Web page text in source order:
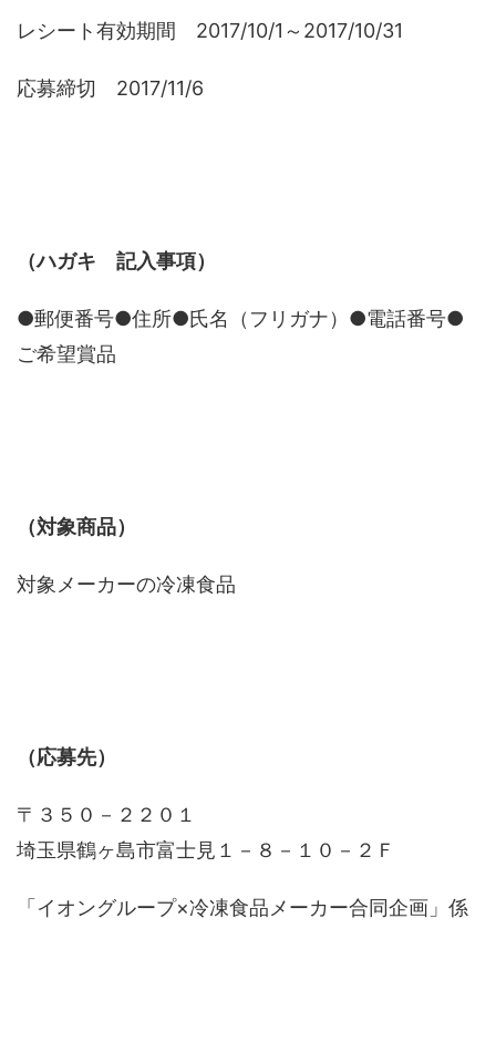
レシート有効期間 2017/10/1～2017/10/31
応募締切 2017/11/6
（ハガキ 記入事項）
●郵便番号●住所●氏名（フリガナ）●電話番号●
ご希望賞品
（対象商品）
対象メーカーの冷凍食品
（応募先）
〒３５０－２２０１
埼玉県鶴ヶ島市富士見１－８－１０－２Ｆ
「イオングループ×冷凍食品メーカー合同企画」係